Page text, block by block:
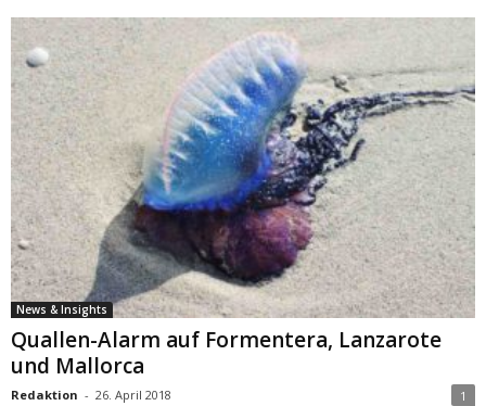
News & Insights
Quallen-Alarm auf Formentera, Lanzarote
und Mallorca
Redaktion - 26. April 2018 1